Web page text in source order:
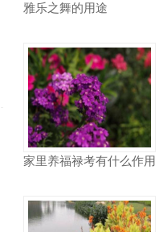
雅乐之舞的用途
家里养福禄考有什么作用